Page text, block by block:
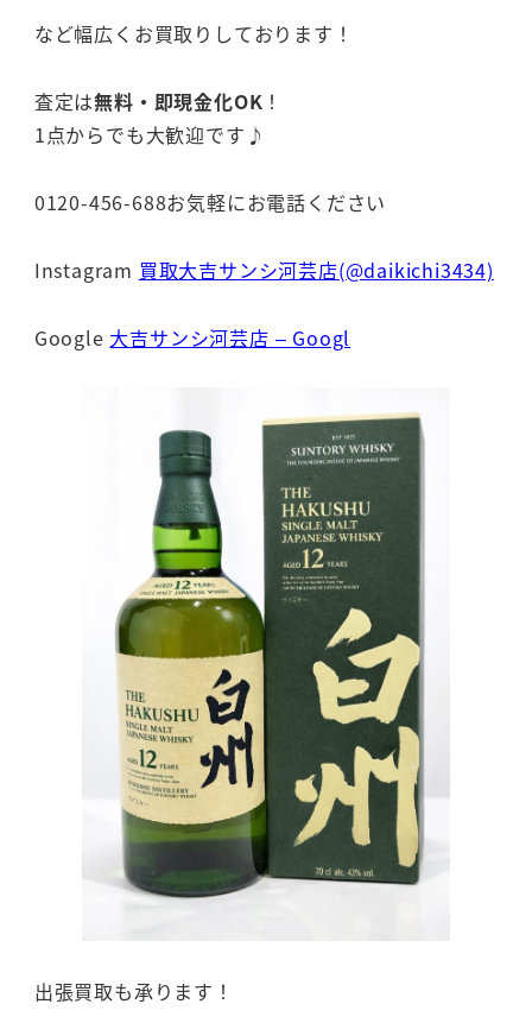
など幅広くお買取りしております！
査定は無料・即現金化OK ！
1点からでも大歓迎です♪
0120-456-688お気軽にお電話ください
Instagram 買取大吉サンシ河芸店(@daikichi3434)
Google 大吉サンシ河芸店 – Googl
出張買取も承ります！